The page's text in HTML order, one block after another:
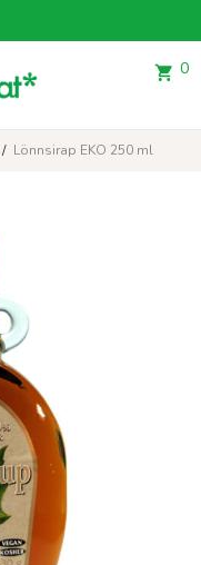
0
/ Lönnsirap EKO 250 ml